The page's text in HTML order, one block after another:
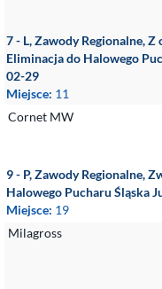
7 - L, Zawody Regionalne,
Eliminacja do Halowego
02-29
Miejsce: 11
Cornet MW
9 - P, Zawody Regionalne,
Halowego Pucharu Śląska
Miejsce: 19
Milagross